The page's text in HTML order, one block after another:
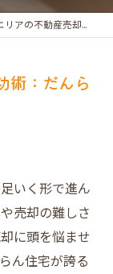
売却成功術：だんらん住宅の活用法！
術：だんら
いく形で進ん
売却の難しさ
に頭を悩ませ
ん住宅が誇る